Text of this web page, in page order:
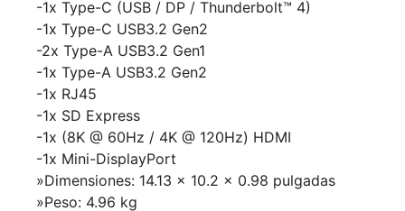
-1x Type-C (USB / DP / Thunderbolt™ 4)
-1x Type-C USB3.2 Gen2
-2x Type-A USB3.2 Gen1
-1x Type-A USB3.2 Gen2
-1x RJ45
-1x SD Express
-1x (8K @ 60Hz / 4K @ 120Hz) HDMI
-1x Mini-DisplayPort
»Dimensiones: 14.13 x 10.2 x 0.98 pulgadas
»Peso: 4.96 kg